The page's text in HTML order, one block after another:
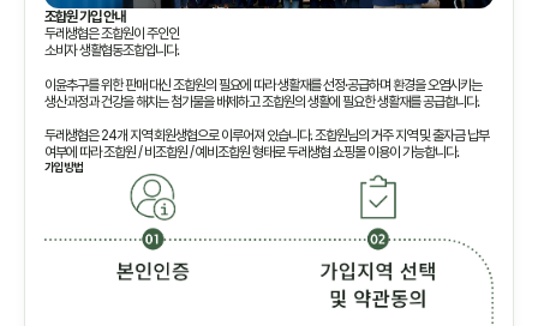
조합원 가입 안내
두레생협은 조합원이 주인인
소비자 생활협동조합입니다.
이윤추구를 위한 판매 대신 조합원의 필요에 따라 생활재를 선정·공급하며 환경을 오염시키는
생산과정과 건강을 해치는 첨가물을 배제하고 조합원의 생활에 필요한 생활재를 공급합니다.
두레생협은 24개 지역 회원생협으로 이루어져 있습니다. 조합원님의 거주 지역 및 출자금 납부
여부에 따라 조합원 / 비조합원 / 예비조합원 형태로 두레생협 쇼핑몰 이용이 가능합니다.
가입방법